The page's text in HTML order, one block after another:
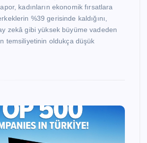
kadınların ekonomik fırsatlara
%39 gerisinde kaldığını,
zekâ gibi yüksek büyüme vadeden
temsiliyetinin oldukça düşük